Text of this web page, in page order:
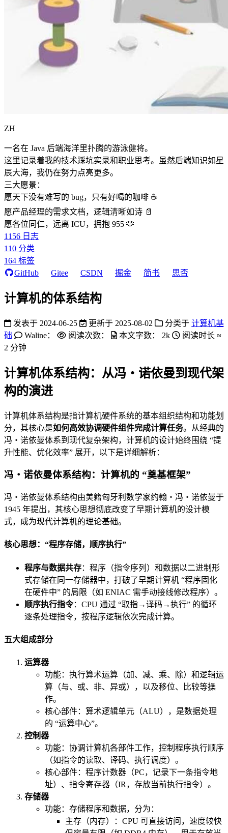
ZH
一名在 Java 后端海洋里扑腾的游泳健将。
这里记录着我的技术踩坑实录和职业思考。虽然后端知识如星
辰大海，我仍在努力点亮更多。
三大愿景：
愿天下没有难写的 bug，只有好喝的咖啡 ☕️
愿产品经理的需求文档，逻辑清晰如诗 📄
愿各位同仁，远离 ICU，拥抱 955 🫶
1156 日志
110 分类
164 标签
GitHub
Gitee CSDN 掘金 简书 思否
计算机的体系结构
发表于 2024-06-25 更新于 2025-08-02 分类于 计算机基
础
Waline： 阅读次数： 本文字数： 2k
阅读时长 ≈
2 分钟
计算机体系结构：从冯・诺依曼到现代架
构的演进
计算机体系结构是指计算机硬件系统的基本组织结构和功能划
分，其核心是如何高效协调硬件组件完成计算任务。从经典的
冯・诺依曼体系到现代复杂架构，计算机的设计始终围绕 “提
升性能、优化效率” 展开，以下是详细解析：
冯・诺依曼体系结构：计算机的 “奠基框架”
冯・诺依曼体系结构由美籍匈牙利数学家约翰・冯・诺依曼于
1945 年提出，其核心思想彻底改变了早期计算机的设计模
式，成为现代计算机的理论基础。
核心思想：“程序存储，顺序执行”
程序与数据共存：程序（指令序列）和数据以二进制形
式存储在同一存储器中，打破了早期计算机 “程序固化
在硬件中” 的局限（如 ENIAC 需手动接线修改程序）。
顺序执行指令：CPU 通过 “取指→译码→执行” 的循环
逐条处理指令，按程序逻辑依次完成计算。
五大组成部分
运算器
功能：执行算术运算（加、减、乘、除）和逻辑运
算（与、或、非、异或），以及移位、比较等操
作。
核心部件：算术逻辑单元（ALU），是数据处理
的 “运算中心”。
控制器
功能：协调计算机各部件工作，控制程序执行顺序
（如指令的读取、译码、执行调度）。
核心部件：程序计数器（PC，记录下一条指令地
址）、指令寄存器（IR，存放当前执行指令）。
存储器
功能：存储程序和数据，分为：
主存（内存）：CPU 可直接访问，速度较快